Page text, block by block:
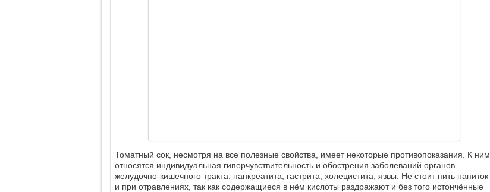
Томатный сок, несмотря на все полезные свойства, имеет некоторые противопоказания. К ним
относятся индивидуальная гиперчувствительность и обострения заболеваний органов
желудочно-кишечного тракта: панкреатита, гастрита, холецистита, язвы. Не стоит пить напиток
и при отравлениях, так как содержащиеся в нём кислоты раздражают и без того истончённые